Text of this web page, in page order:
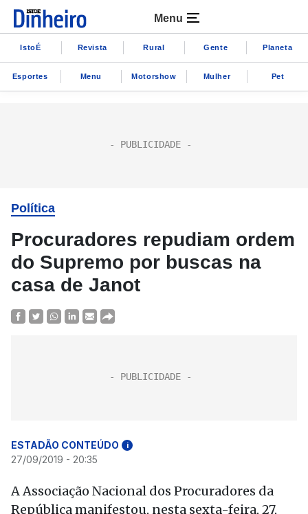
Menu
IstoÉ Revista Rural Gente Planeta
Esportes Menu Motorshow Mulher Pet
Política
Procuradores repudiam ordem
do Supremo por buscas na
casa de Janot
ESTADÃO CONTEÚDO i
27/09/2019 - 20:35
A Associação Nacional dos Procuradores da
República manifestou, nesta sexta-feira, 27,